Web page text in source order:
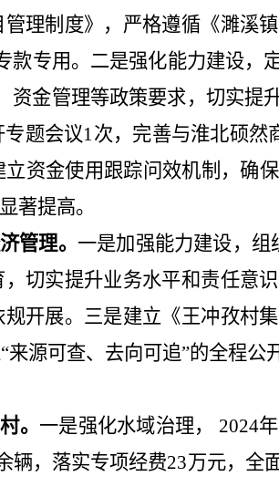
理制度》，严格遵循《濉溪
款专用。二是强化能力建设，
资金管理等政策要求，切实提
专题会议1次，完善与淮北硕然
立资金使用跟踪问效机制，确
著提高。
管理。 一是加强能力建设，
切实提升业务水平和责任意
开展。三是建立《王冲孜村
“来源可查、去向可追”的全程公
。 一是强化水域治理， 2024年
辆，落实专项经费23万元，全